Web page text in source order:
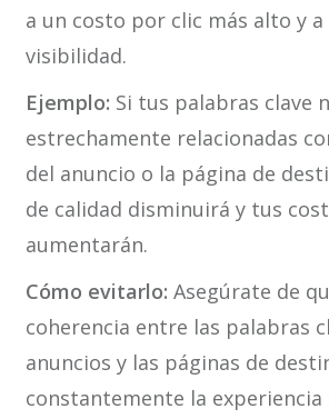
a un costo por clic más alto y
visibilidad.
Ejemplo: Si tus palabras clave
estrechamente relacionadas
del anuncio o la página de
de calidad disminuirá y tus
aumentarán.
Cómo evitarlo: Asegúrate de
coherencia entre las palabras
anuncios y las páginas de
constantemente la experiencia